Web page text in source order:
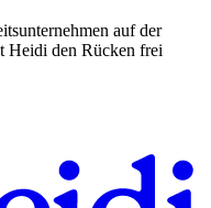
auf der
Heidi den Rücken frei